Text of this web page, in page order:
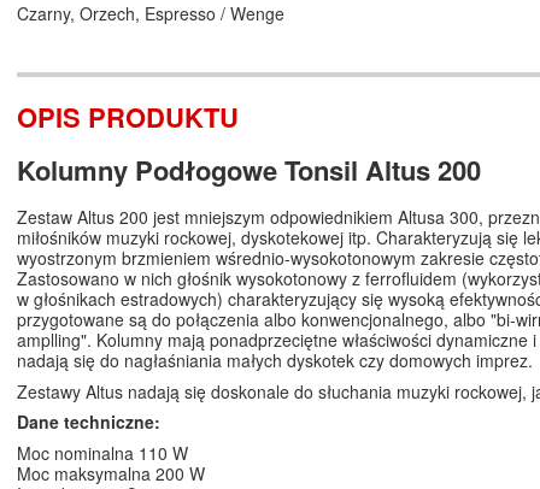
Czarny, Orzech, Espresso / Wenge
OPIS PRODUKTU
Kolumny Podłogowe Tonsil Altus 200
Zestaw Altus 200 jest mniejszym odpowiednikiem Altusa 300,
miłośników muzyki rockowej, dyskotekowej itp. Charakteryzują się
wyostrzonym brzmieniem wśrednio-wysokotonowym zakresie
Zastosowano w nich głośnik wysokotonowy z ferrofluidem
w głośnikach estradowych) charakteryzujący się wysoką
przygotowane są do połączenia albo konwencjonalnego, albo "bi-
amplling". Kolumny mają ponadprzeciętne właściwości dynamiczne
nadają się do nagłaśniania małych dyskotek czy domowych imprez.
Zestawy Altus nadają się doskonale do słuchania muzyki rockowej,
Dane techniczne:
Moc nominalna 110 W
Moc maksymalna 200 W